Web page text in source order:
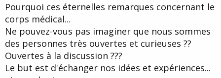
Pourquoi ces éternelles remarques concernant le
corps médical...
Ne pouvez-vous pas imaginer que nous sommes
des personnes très ouvertes et curieuses ??
Ouvertes à la discussion ???
Le but est d'échanger nos idées et expériences...